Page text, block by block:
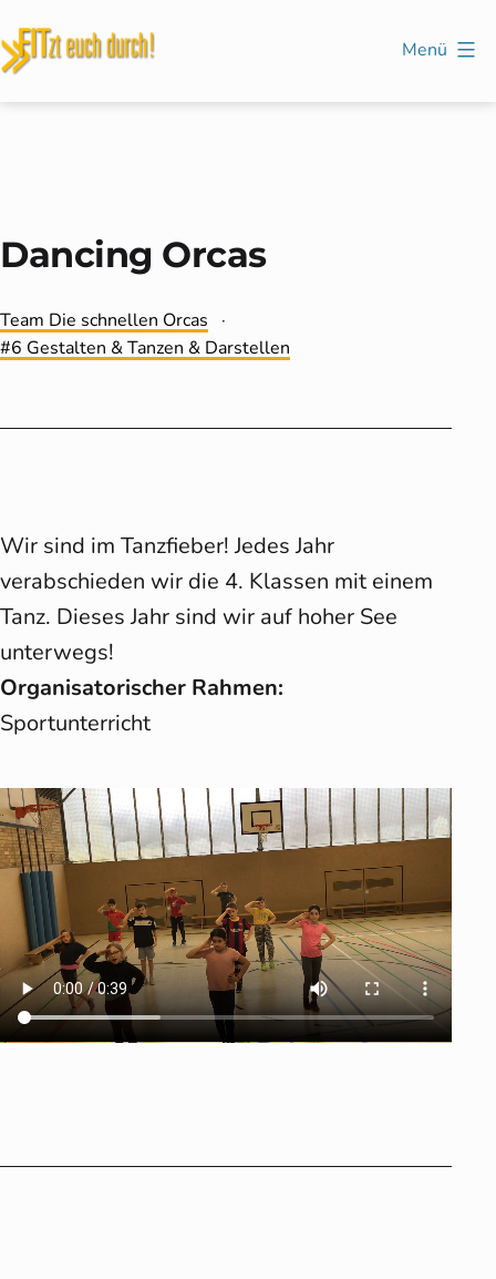
Inhalt
Menü
Dancing Orcas
Kategorisiert
als
Team Die schnellen Orcas
Verschlagwortet
6 Gestalten & Tanzen & Darstellen
Wir sind im Tanzfieber! Jedes Jahr
verabschieden wir die 4. Klassen mit einem
Tanz. Dieses Jahr sind wir auf hoher See
unterwegs!
Organisatorischer Rahmen:
Sportunterricht